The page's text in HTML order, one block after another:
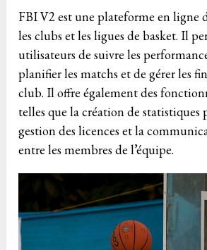
FBI V2 est une plateforme en ligne
les clubs et les ligues de basket. Il
utilisateurs de suivre les
planifier les matchs et de gérer les
club. Il offre également des
telles que la création de statistiques
gestion des licences et la
entre les membres de l’équipe.